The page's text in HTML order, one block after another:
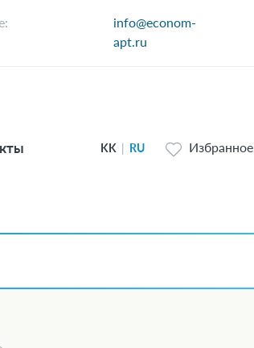
info@econom-
apt.ru
KK | RU Избранное